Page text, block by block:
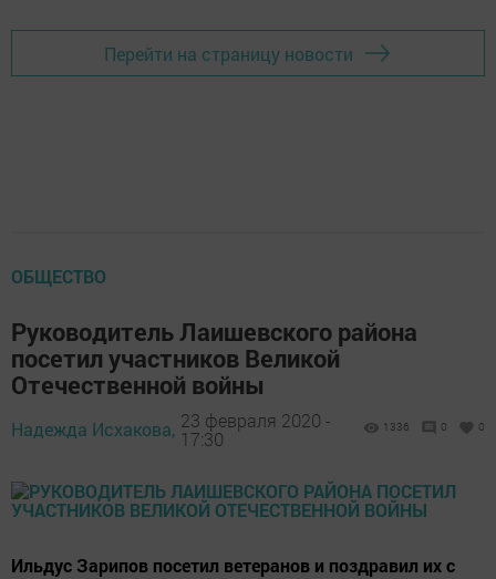
Перейти на страницу новости
ОБЩЕСТВО
Руководитель Лаишевского района
посетил участников Великой
Отечественной войны
Надежда Исхакова, 23 февраля 2020 -
17:30
1336 0 0
Ильдус Зарипов посетил ветеранов и поздравил их с